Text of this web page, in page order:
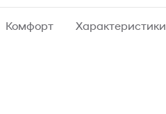
Комфорт Характеристики